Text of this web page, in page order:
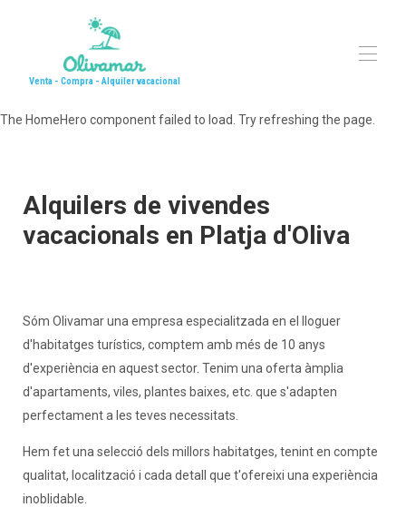
Venta - Compra - Alquiler vacacional
Contacte
Valora el teu habitatge (24h)
Què fer a Oliva
The HomeHero component failed to load. Try refreshing the page.
Alquilers de vivendes
vacacionals en Platja d'Oliva
Sóm Olivamar una empresa especialitzada en el lloguer
d'habitatges turístics, comptem amb més de 10 anys
d'experiència en aquest sector. Tenim una oferta àmplia
d'apartaments, viles, plantes baixes, etc. que s'adapten
perfectament a les teves necessitats.
Hem fet una selecció dels millors habitatges, tenint en compte
qualitat, localització i cada detall que t'ofereixi una experiència
inoblidable.